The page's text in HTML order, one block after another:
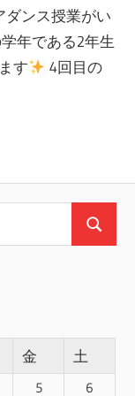
ダンス授業がい
年である2年生
す
4回目の
検
金 土
5 6